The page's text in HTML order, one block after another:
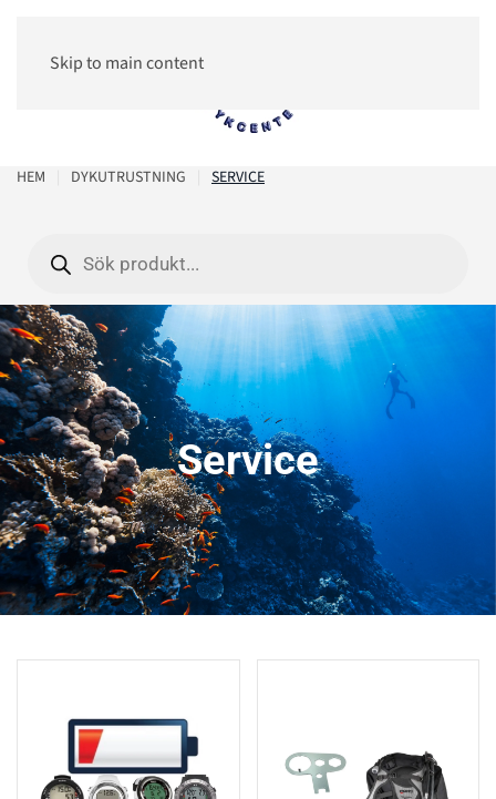
Skip to main content
HEM DYKUTRUSTNING SERVICE
search
Service